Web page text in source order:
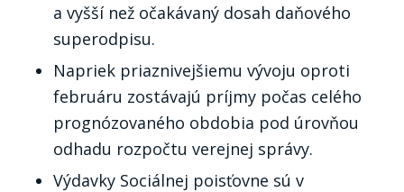
a vyšší než očakávaný dosah daňového
superodpisu.
Napriek priaznivejšiemu vývoju oproti
februáru zostávajú príjmy počas celého
prognózovaného obdobia pod úrovňou
odhadu rozpočtu verejnej správy.
Výdavky Sociálnej poisťovne sú v